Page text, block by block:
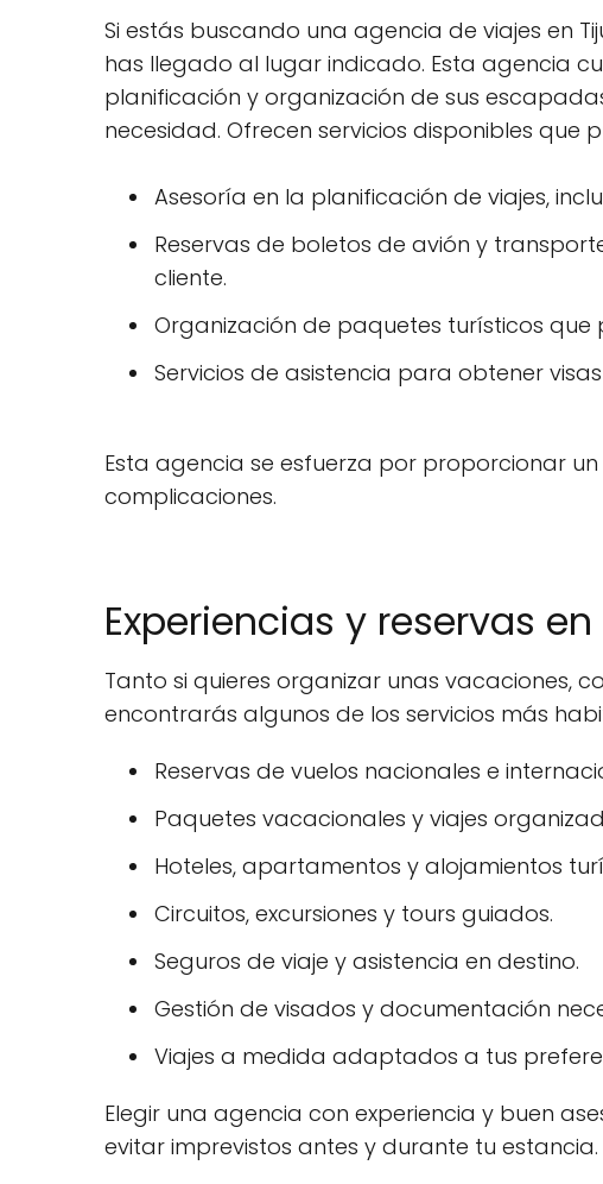
Si estás buscando una agencia de viajes en
has llegado al lugar indicado. Esta agencia
planificación y organización de sus
necesidad. Ofrecen servicios disponibles
Asesoría en la planificación de viajes,
Reservas de boletos de avión y
cliente.
Organización de paquetes turísticos
Servicios de asistencia para obtener
Esta agencia se esfuerza por proporcionar
complicaciones.
Experiencias y reservas en
Tanto si quieres organizar unas
encontrarás algunos de los servicios más
Reservas de vuelos nacionales e
Paquetes vacacionales y viajes
Hoteles, apartamentos y alojamientos
Circuitos, excursiones y tours guiados.
Seguros de viaje y asistencia en destino.
Gestión de visados y documentación
Viajes a medida adaptados a tus
Elegir una agencia con experiencia y buen
evitar imprevistos antes y durante tu estancia.